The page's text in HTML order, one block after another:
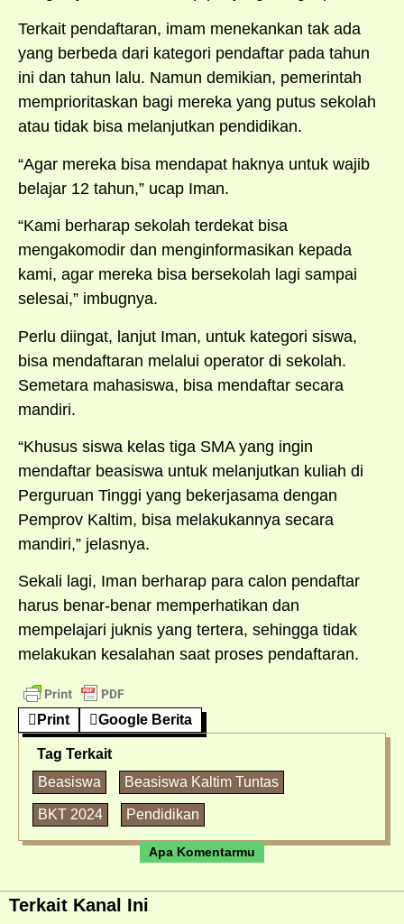
Terkait pendaftaran, imam menekankan tak ada
yang berbeda dari kategori pendaftar pada tahun
ini dan tahun lalu. Namun demikian, pemerintah
memprioritaskan bagi mereka yang putus sekolah
atau tidak bisa melanjutkan pendidikan.
“Agar mereka bisa mendapat haknya untuk wajib
belajar 12 tahun,” ucap Iman.
“Kami berharap sekolah terdekat bisa
mengakomodir dan menginformasikan kepada
kami, agar mereka bisa bersekolah lagi sampai
selesai,” imbugnya.
Perlu diingat, lanjut Iman, untuk kategori siswa,
bisa mendaftaran melalui operator di sekolah.
Semetara mahasiswa, bisa mendaftar secara
mandiri.
“Khusus siswa kelas tiga SMA yang ingin
mendaftar beasiswa untuk melanjutkan kuliah di
Perguruan Tinggi yang bekerjasama dengan
Pemprov Kaltim, bisa melakukannya secara
mandiri,” jelasnya.
Sekali lagi, Iman berharap para calon pendaftar
harus benar-benar memperhatikan dan
mempelajari juknis yang tertera, sehingga tidak
melakukan kesalahan saat proses pendaftaran.
Print Google Berita
Tag Terkait
Beasiswa
Beasiswa Kaltim Tuntas
BKT 2024 Pendidikan
Apa Komentarmu
Terkait Kanal Ini